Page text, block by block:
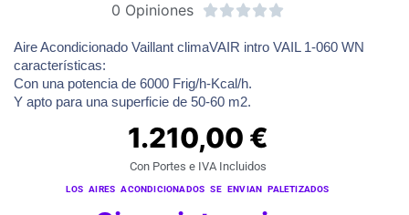
0 Opiniones 
Aire Acondicionado Vaillant climaVAIR intro VAIL 1-060 WN
características:
Con una potencia de 6000 Frig/h-Kcal/h.
Y apto para una superficie de 50-60 m2.
1.210,00 €
Con Portes e IVA Incluidos
LOS AIRES ACONDICIONADOS SE ENVIAN PALETIZADOS